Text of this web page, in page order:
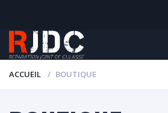
ACCUEIL BOUTIQUE